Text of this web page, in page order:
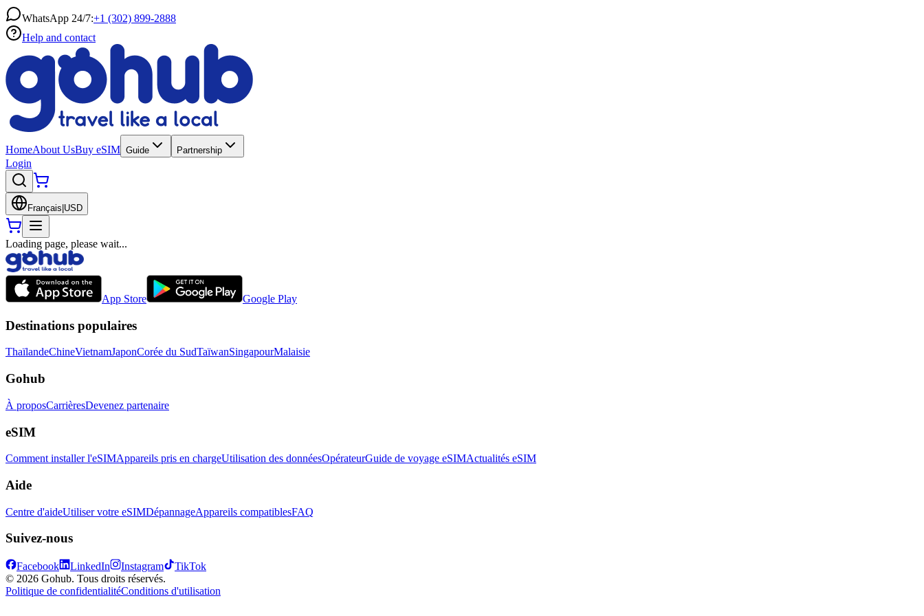
WhatsApp 24/7:+1 (302) 899-2888
Help and contact
HomeAbout UsBuy eSIM Guide Partnership
Login
Français USD
Loading page, please wait...
App Store Google Play
Destinations populaires
ThaïlandeChineVietnamJaponCorée du SudTaïwanSingapourMalaisie
Gohub
À proposCarrièresDevenez partenaire
eSIM
Comment installer l'eSIMAppareils pris en chargeUtilisation des donnéesOpérateurGuide de voyage eSIMActualités eSIM
Aide
Centre d'aideUtiliser votre eSIMDépannageAppareils compatiblesFAQ
Suivez-nous
Facebook LinkedIn Instagram
TikTok
© 2026 Gohub. Tous droits réservés.
Politique de confidentialitéConditions d'utilisation